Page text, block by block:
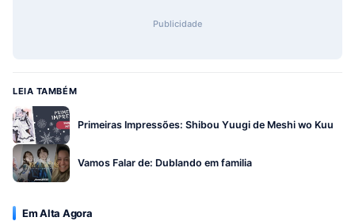
Publicidade
LEIA TAMBÉM
Primeiras Impressões: Shibou Yuugi de Meshi wo Kuu
Vamos Falar de: Dublando em familia
Em Alta Agora